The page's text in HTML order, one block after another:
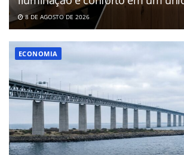
8 DE AGOSTO DE 2026
ECONOMIA